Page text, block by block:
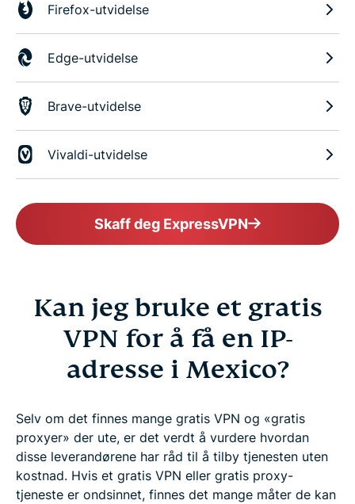
Firefox-utvidelse
Edge-utvidelse
Brave-utvidelse
Vivaldi-utvidelse
Skaff deg ExpressVPN
Kan jeg bruke et gratis
VPN for å få en IP-
adresse i Mexico?
Selv om det finnes mange gratis VPN og «gratis
proxyer» der ute, er det verdt å vurdere hvordan
disse leverandørene har råd til å tilby tjenesten uten
kostnad. Hvis et gratis VPN eller gratis proxy-
tjeneste er ondsinnet, finnes det mange måter de kan